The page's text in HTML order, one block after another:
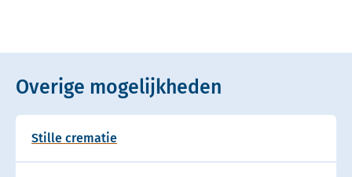
Overige mogelijkheden
Stille crematie